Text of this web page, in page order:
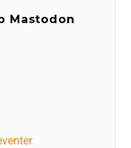
Mastodon